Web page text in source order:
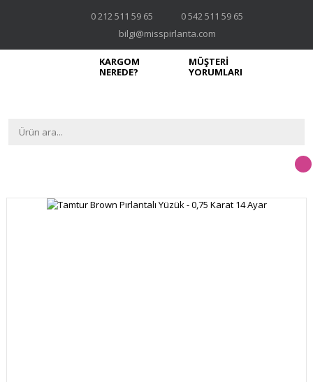
0 212 511 59 65
0 542 511 59 65
bilgi@misspirlanta.com
KARGOM
NEREDE?
MÜŞTERİ
YORUMLARI